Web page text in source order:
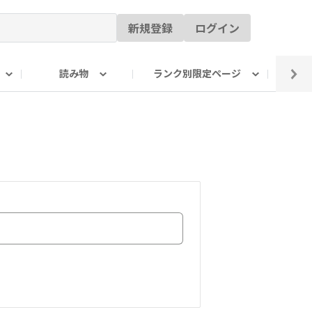
新規登録 ログイン
読み物 ランク別限定ページ